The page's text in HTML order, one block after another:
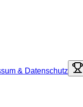
& Datenschutz